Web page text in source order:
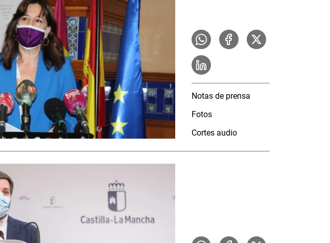
Notas de prensa
Fotos
Cortes audio